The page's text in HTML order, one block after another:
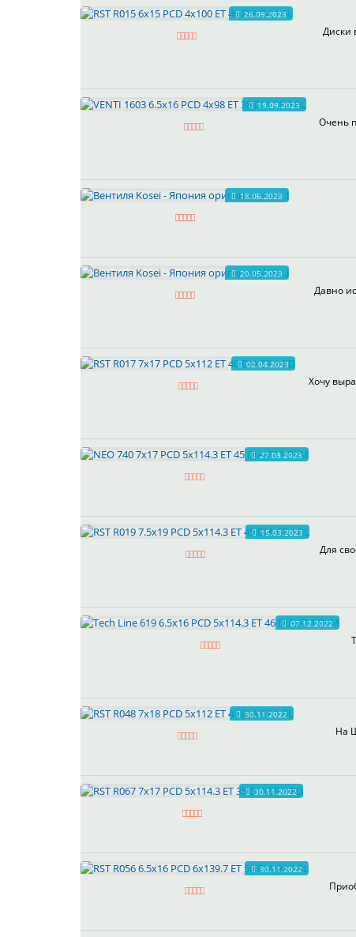
26.09.2023
Диски
19.09.2023
Очень
18.06.2023
20.05.2023
Давно
02.04.2023
Хочу
27.03.2023
15.03.2023
Для
07.12.2022
30.11.2022
На
30.11.2022
30.11.2022